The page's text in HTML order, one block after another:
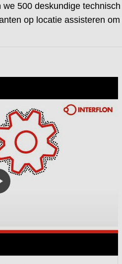
500 deskundige technisch
op locatie assisteren om